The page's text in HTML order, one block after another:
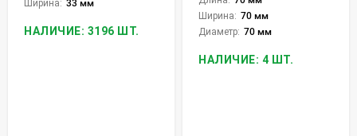
Ширина: 33 мм
НАЛИЧИЕ: 3196 ШТ.
Ширина: 70 мм
Диаметр: 70 мм
НАЛИЧИЕ: 4 ШТ.